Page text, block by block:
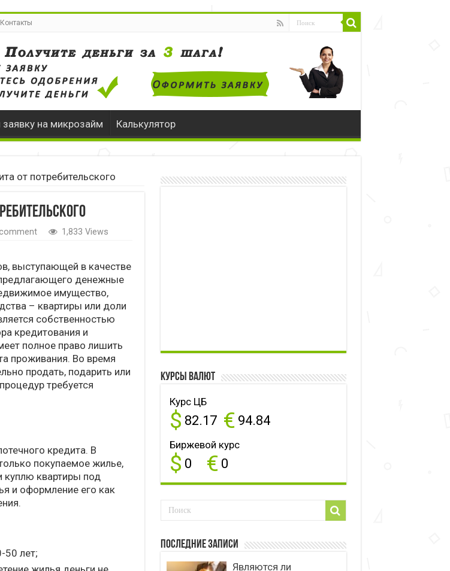
Контакты
на микрозайм Калькулятор
от потребительского
1,833 Views
выступающей в качестве
денежные
имущество,
– квартиры или доли
собственностью
кредитования и
полное право лишить
проживания. Во время
продать, подарить или
требуется
кредита. В
покупаемое жилье,
куплю квартиры под
и оформление его как
50 лет;
Курсы валют
Курс ЦБ
$ 82.17 € 94.84
Биржевой курс
$ 0 € 0
Последние записи
Являются ли